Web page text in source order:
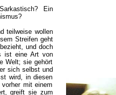
Ein
teilweise wollen
Streifen geht
und doch
ist eine Art von
Welt; sie gehört
sich selbst und
wird, in diesen
mit einem
greift sie zum